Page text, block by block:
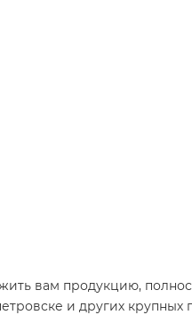
вам продукцию,
и других